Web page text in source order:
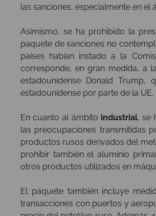
las sanciones, especialmente en el
Asimismo, se ha prohibido la
paquete de sanciones no
países habían instado a la
corresponde, en gran medida, a
estadounidense Donald
estadounidense por parte de la UE.
En cuanto al ámbito industrial, se
las preocupaciones transmitidas
productos rusos derivados del
prohibir también el aluminio
otros productos utilizados en
El paquete también incluye
transacciones con puertos y